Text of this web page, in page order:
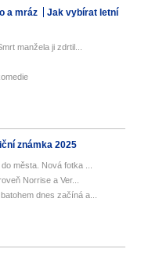
a mráz
Jak vybírat letní
manžela ji zdrtil...
známka 2025
města. Nová fotka ...
Norrise a Ver...
dnes začíná a...